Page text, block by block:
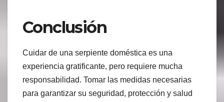
Conclusión
Cuidar de una serpiente doméstica es una
experiencia gratificante, pero requiere mucha
responsabilidad. Tomar las medidas necesarias
para garantizar su seguridad, protección y salud